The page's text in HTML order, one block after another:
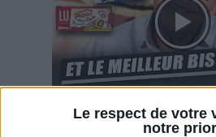
Le respect de votre
notre
Savane, LU, Pepito, Harrys...
ces gâteaux ?